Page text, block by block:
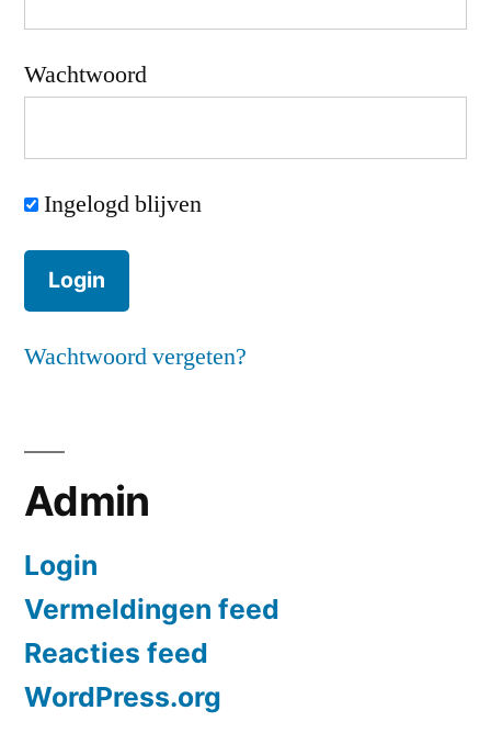
Wachtwoord
Ingelogd blijven
Wachtwoord vergeten?
Admin
Login
Vermeldingen feed
Reacties feed
WordPress.org